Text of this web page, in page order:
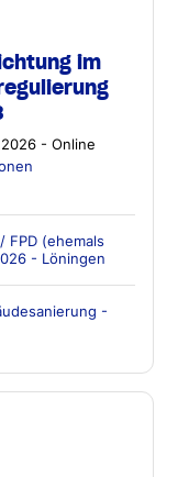
im
- Online
FPD (ehemals
- Löningen
-